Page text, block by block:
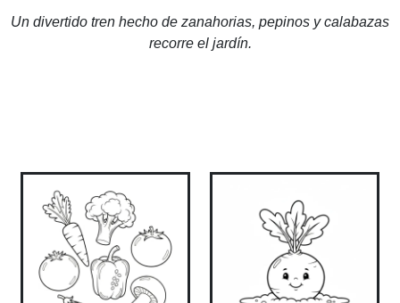
Un divertido tren hecho de zanahorias, pepinos y calabazas
recorre el jardín.